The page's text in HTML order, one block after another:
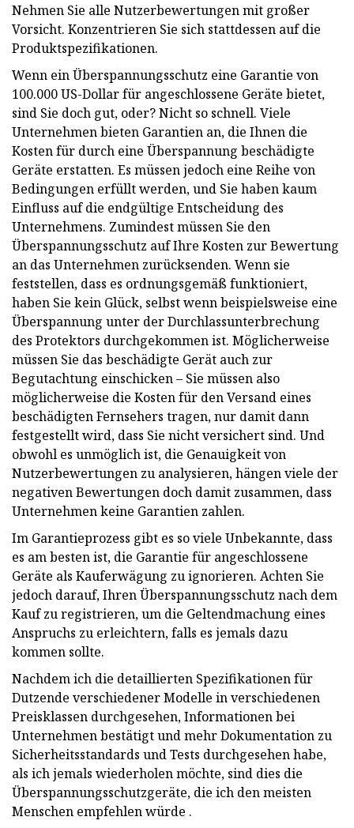
Nehmen Sie alle Nutzerbewertungen mit großer
Vorsicht. Konzentrieren Sie sich stattdessen auf die
Produktspezifikationen.
Wenn ein Überspannungsschutz eine Garantie von
100.000 US-Dollar für angeschlossene Geräte bietet,
sind Sie doch gut, oder? Nicht so schnell. Viele
Unternehmen bieten Garantien an, die Ihnen die
Kosten für durch eine Überspannung beschädigte
Geräte erstatten. Es müssen jedoch eine Reihe von
Bedingungen erfüllt werden, und Sie haben kaum
Einfluss auf die endgültige Entscheidung des
Unternehmens. Zumindest müssen Sie den
Überspannungsschutz auf Ihre Kosten zur Bewertung
an das Unternehmen zurücksenden. Wenn sie
feststellen, dass es ordnungsgemäß funktioniert,
haben Sie kein Glück, selbst wenn beispielsweise eine
Überspannung unter der Durchlassunterbrechung
des Protektors durchgekommen ist. Möglicherweise
müssen Sie das beschädigte Gerät auch zur
Begutachtung einschicken – Sie müssen also
möglicherweise die Kosten für den Versand eines
beschädigten Fernsehers tragen, nur damit dann
festgestellt wird, dass Sie nicht versichert sind. Und
obwohl es unmöglich ist, die Genauigkeit von
Nutzerbewertungen zu analysieren, hängen viele der
negativen Bewertungen doch damit zusammen, dass
Unternehmen keine Garantien zahlen.
Im Garantieprozess gibt es so viele Unbekannte, dass
es am besten ist, die Garantie für angeschlossene
Geräte als Kauferwägung zu ignorieren. Achten Sie
jedoch darauf, Ihren Überspannungsschutz nach dem
Kauf zu registrieren, um die Geltendmachung eines
Anspruchs zu erleichtern, falls es jemals dazu
kommen sollte.
Nachdem ich die detaillierten Spezifikationen für
Dutzende verschiedener Modelle in verschiedenen
Preisklassen durchgesehen, Informationen bei
Unternehmen bestätigt und mehr Dokumentation zu
Sicherheitsstandards und Tests durchgesehen habe,
als ich jemals wiederholen möchte, sind dies die
Überspannungsschutzgeräte, die ich den meisten
Menschen empfehlen würde .